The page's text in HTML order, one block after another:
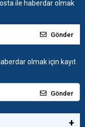
ile haberdar olmak
Gönder
olmak için kayıt
Gönder